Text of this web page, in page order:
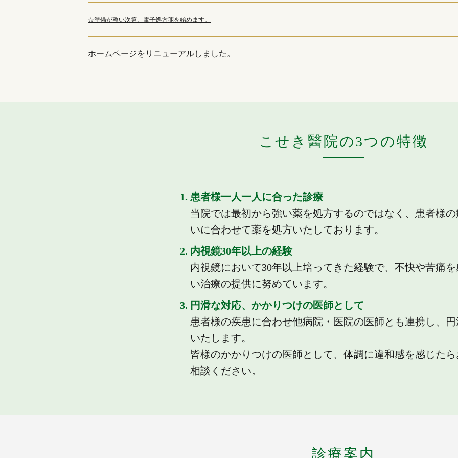
☆準備が整い次第、電子処方箋を始めます。
ホームページをリニューアルしました。
こせき醫院の3つの特徴
1. 患者様一人一人に合った診療
当院では最初から強い薬を処方するのではなく、患者様
いに合わせて薬を処方いたしております。
2. 内視鏡30年以上の経験
内視鏡において30年以上培ってきた経験で、不快や苦痛
い治療の提供に努めています。
3. 円滑な対応、かかりつけの医師として
患者様の疾患に合わせ他病院・医院の医師とも連携し、
いたします。
皆様のかかりつけの医師として、体調に違和感を感じた
相談ください。
診療案内